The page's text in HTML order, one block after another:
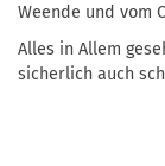
Weende und vom
Alles in Allem
sicherlich auch